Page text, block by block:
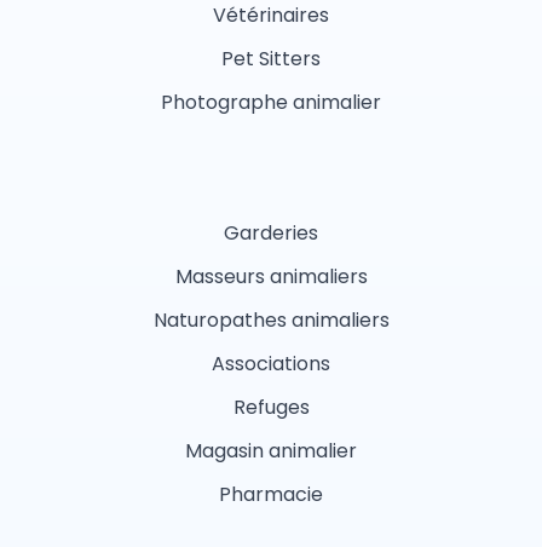
Vétérinaires
Pet Sitters
Photographe animalier
Garderies
Masseurs animaliers
Naturopathes animaliers
Associations
Refuges
Magasin animalier
Pharmacie